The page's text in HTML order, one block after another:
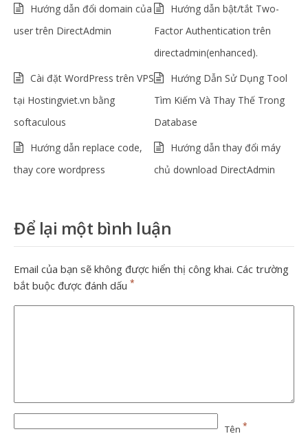
Hướng dẫn đổi domain của
user trên DirectAdmin
Hướng dẫn bật/tắt Two-
Factor Authentication trên
directadmin(enhanced).
Cài đặt WordPress trên VPS
tại Hostingviet.vn bằng
softaculous
Hướng Dẫn Sử Dụng Tool
Tìm Kiếm Và Thay Thế Trong
Database
Hướng dẫn replace code,
thay core wordpress
Hướng dẫn thay đổi máy
chủ download DirectAdmin
Để lại một bình luận
Email của bạn sẽ không được hiển thị công khai. Các trường
bắt buộc được đánh dấu *
Tên *